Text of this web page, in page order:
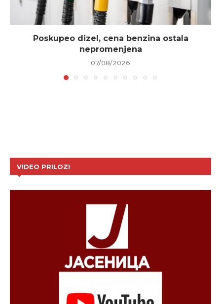
Poskupeo dizel, cena benzina ostala
nepromenjena
07/08/2026
VIDEO PRILOZI